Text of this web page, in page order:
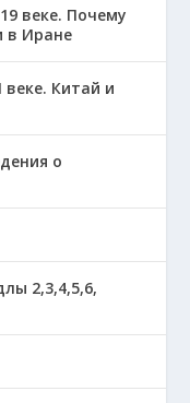
веке. Почему
в Иране
Китай и
о
2,3,4,5,6,